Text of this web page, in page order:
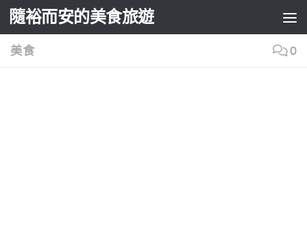
Skip to content
隨裕而安的美食旅遊
美食 0